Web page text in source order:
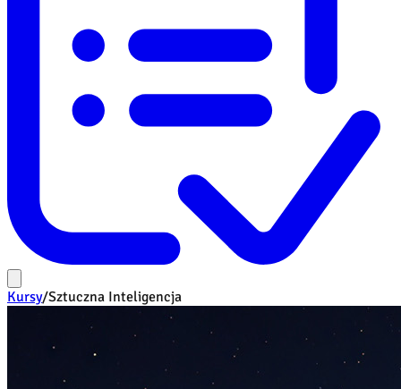
Kursy/Sztuczna Inteligencja